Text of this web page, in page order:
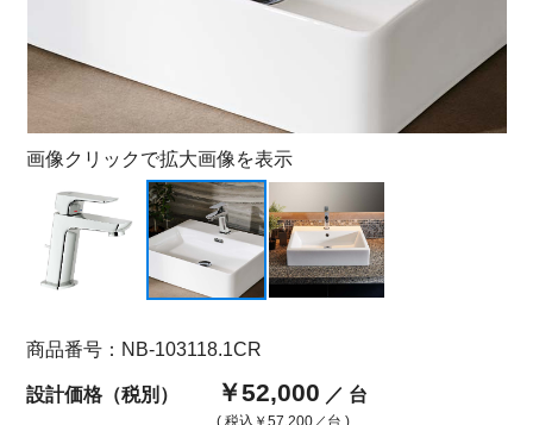
画像クリックで拡大画像を表示
商品番号：NB-103118.1CR
設計価格（税別） ￥52,000 ／ 台
( 税込 ￥57,200／台 )